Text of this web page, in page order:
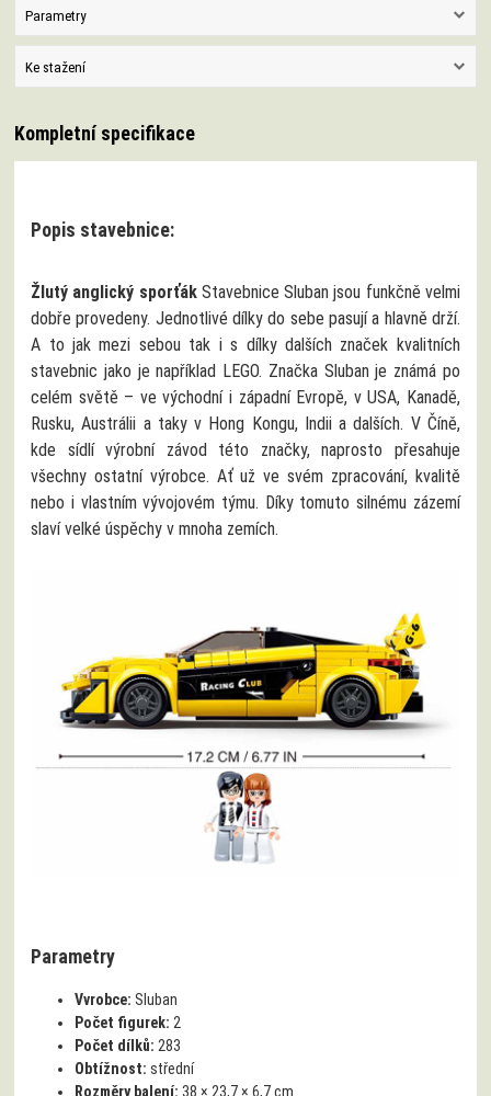
Parametry
Ke stažení
Kompletní specifikace
Popis stavebnice:
Žlutý anglický sporťák Stavebnice Sluban jsou funkčně velmi
dobře provedeny. Jednotlivé dílky do sebe pasují a hlavně drží.
A to jak mezi sebou tak i s dílky dalších značek kvalitních
stavebnic jako je například LEGO. Značka Sluban je známá po
celém světě – ve východní i západní Evropě, v USA, Kanadě,
Rusku, Austrálii a taky v Hong Kongu, Indii a dalších. V Číně,
kde sídlí výrobní závod této značky, naprosto přesahuje
všechny ostatní výrobce. Ať už ve svém zpracování, kvalitě
nebo i vlastním vývojovém týmu. Díky tomuto silnému zázemí
slaví velké úspěchy v mnoha zemích.
Parametry
Vvrobce: Sluban
Počet figurek: 2
Počet dílků: 283
Obtížnost: střední
Rozměry balení: 38 × 23,7 × 6,7 cm